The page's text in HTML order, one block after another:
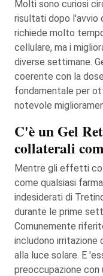
Molti sono curiosi
risultati dopo l'avvio
richiede molto
cellulare, ma i
diverse settimane.
coerente con la
fondamentale per
notevole
C'è un Gel
collaterali
Mentre gli effetti
come qualsiasi
indesiderati di
durante le prime
Comunemente
includono irritazione
alla luce solare. E
preoccupazione con